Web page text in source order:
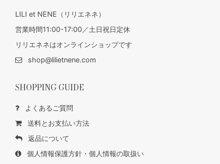
LILI et NENE（リリエネネ）
営業時間11:00-17:00／土日祝日定休
リリエネネはオンラインショップです
shop@lilietnene.com
SHOPPING GUIDE
よくあるご質問
送料とお支払い方法
返品について
個人情報保護方針・個人情報の取扱い